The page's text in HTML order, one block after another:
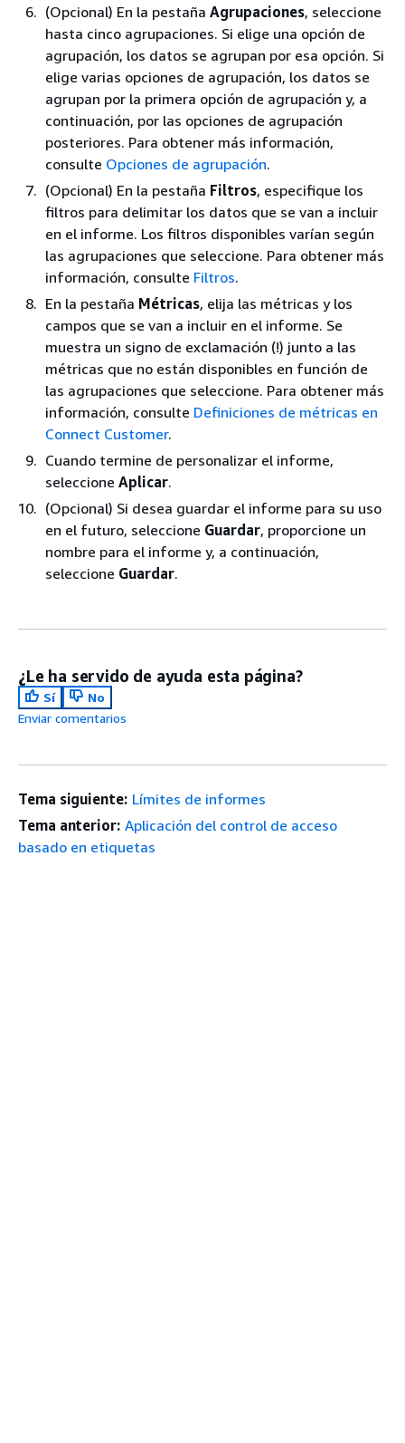
(Opcional) En la pestaña Agrupaciones, seleccione
hasta cinco agrupaciones. Si elige una opción de
agrupación, los datos se agrupan por esa opción. Si
elige varias opciones de agrupación, los datos se
agrupan por la primera opción de agrupación y, a
continuación, por las opciones de agrupación
posteriores. Para obtener más información,
consulte Opciones de agrupación.
(Opcional) En la pestaña Filtros, especifique los
filtros para delimitar los datos que se van a incluir
en el informe. Los filtros disponibles varían según
las agrupaciones que seleccione. Para obtener más
información, consulte Filtros.
En la pestaña Métricas, elija las métricas y los
campos que se van a incluir en el informe. Se
muestra un signo de exclamación (!) junto a las
métricas que no están disponibles en función de
las agrupaciones que seleccione. Para obtener más
información, consulte Definiciones de métricas en
Connect Customer.
Cuando termine de personalizar el informe,
seleccione Aplicar.
(Opcional) Si desea guardar el informe para su uso
en el futuro, seleccione Guardar, proporcione un
nombre para el informe y, a continuación,
seleccione Guardar.
¿Le ha servido de ayuda esta página?
Sí
No
Enviar comentarios
Tema siguiente: Límites de informes
Tema anterior: Aplicación del control de acceso
basado en etiquetas